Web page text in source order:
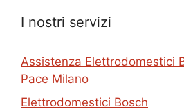
I nostri servizi
Assistenza Elettrodomestici
Pace Milano
Elettrodomestici Bosch